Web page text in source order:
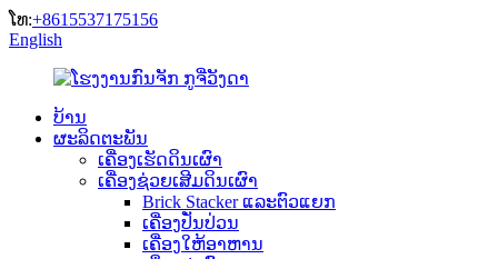
ໂທ:+8615537175156
English
ບ້ານ
ຜະລິດຕະພັນ
ເຄື່ອງເຮັດດິນເຜົາ
ເຄື່ອງຊ່ວຍເສີມດິນເຜົາ
Brick Stacker ແລະຕົວແຍກ
ເຄື່ອງປັ່ນປ່ວນ
ເຄື່ອງໃຫ້ອາຫານ